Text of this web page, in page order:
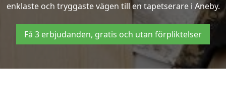
enklaste och tryggaste vägen till en tapetserare i Aneby.
Få 3 erbjudanden, gratis och utan förpliktelser